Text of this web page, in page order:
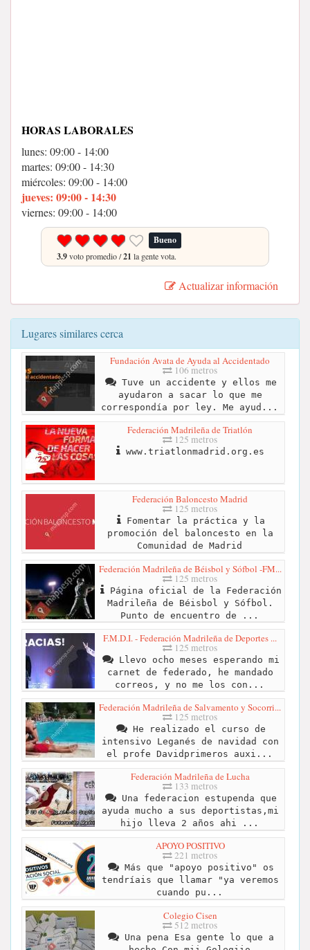
HORAS LABORALES
lunes: 09:00 - 14:00
martes: 09:00 - 14:30
miércoles: 09:00 - 14:00
jueves: 09:00 - 14:30
viernes: 09:00 - 14:00
Bueno
3.9voto promedio /21 la gente vota.
Actualizar información
Lugares similares cerca
Fundación Avata de Ayuda al Accidentado
106 metros
Tuve un accidente y ellos me
ayudaron a sacar lo que me
correspondía por ley. Me ayud...
Federación Madrileña de Triatlón
125 metros
www.triatlonmadrid.org.es
Federación Baloncesto Madrid
125 metros
Fomentar la práctica y la
promoción del baloncesto en la
Comunidad de Madrid
Federación Madrileña de Béisbol y Sófbol -FM...
125 metros
Página oficial de la Federación
Madrileña de Béisbol y Sófbol.
Punto de encuentro de ...
F.M.D.I. - Federación Madrileña de Deportes ...
125 metros
Llevo ocho meses esperando mi
carnet de federado, he mandado
correos, y no me los con...
Federación Madrileña de Salvamento y Socorri...
125 metros
He realizado el curso de
intensivo Leganés de navidad con
el profe Davidprimeros auxi...
Federación Madrileña de Lucha
133 metros
Una federacion estupenda que
ayuda mucho a sus deportistas,mi
hijo lleva 2 años ahi ...
APOYO POSITIVO
221 metros
Más que "apoyo positivo" os
tendríais que llamar "ya veremos
cuando pu...
Colegio Cisen
512 metros
Una pena Esa gente lo que a